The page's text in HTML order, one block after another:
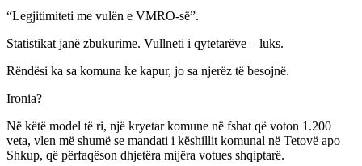
“Legjitimiteti me vulën e VMRO-së”.
Statistikat janë zbukurime. Vullneti i qytetarëve – luks.
Rëndësi ka sa komuna ke kapur, jo sa njerëz të besojnë.
Ironia?
Në këtë model të ri, një kryetar komune në fshat që voton 1.200
veta, vlen më shumë se mandati i këshillit komunal në Tetovë apo
Shkup, që përfaqëson dhjetëra mijëra votues shqiptarë.